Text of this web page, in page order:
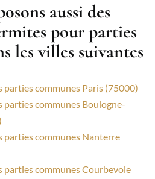
aussi des
pour parties
les villes suivantes
communes Paris (75000)
communes Boulogne-
parties communes Nanterre
parties communes Courbevoie